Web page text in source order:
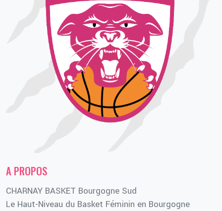
A PROPOS
CHARNAY BASKET Bourgogne Sud
Le Haut-Niveau du Basket Féminin en Bourgogne